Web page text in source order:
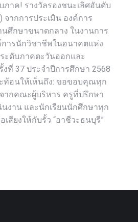
ภาค! รางวัลรองชนะเลิศอันดับ
จากการประเมิน องค์การ
ศึกษาขนาดกลาง ในงานการ
ารนักวิชาชีพในอนาคตแห่ง
ะดับภาคตะวันออกและ
ที่ 37 ประจำปีการศึกษา 2568
ท้อนให้เห็นถึง: ขอขอบคุณทุก
ากคณะผู้บริหาร ครูที่ปรึกษา
งาน และนักเรียนนักศึกษาทุก
สียงให้กับรั้ว “อาชีวะธนบุรี”